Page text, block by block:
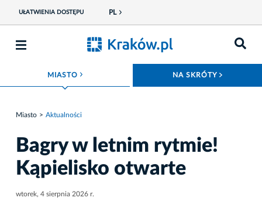
UŁATWIENIA DOSTĘPU PL
MIASTO ROZWIŃ MENU NA SKRÓTY
Miasto Aktualności
Bagry w letnim rytmie!
Kąpielisko otwarte
wtorek, 4 sierpnia 2026 r.